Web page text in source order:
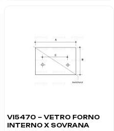
VI5470 – VETRO FORNO
INTERNO X SOVRANA